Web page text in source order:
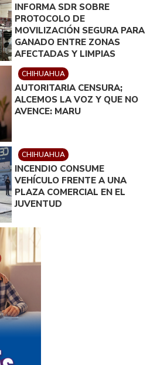
INFORMA SDR SOBRE
PROTOCOLO DE
MOVILIZACIÓN SEGURA PARA
GANADO ENTRE ZONAS
AFECTADAS Y LIMPIAS
CHIHUAHUA
AUTORITARIA CENSURA;
ALCEMOS LA VOZ Y QUE NO
AVENCE: MARU
CHIHUAHUA
INCENDIO CONSUME
VEHÍCULO FRENTE A UNA
PLAZA COMERCIAL EN EL
JUVENTUD